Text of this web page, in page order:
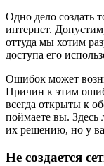
Одно дело создать
интернет.
оттуда мы хотим
доступа его
Ошибок может
Причин к этим
всегда открыты к
поймаете вы.
их решению, но у
Не создается